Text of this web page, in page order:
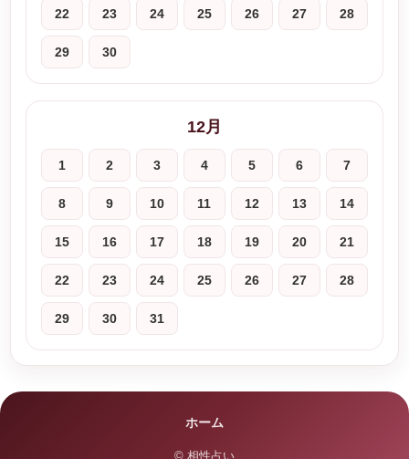
22 23 24 25 26 27 28
29 30
12月
1 2 3 4 5 6 7
8 9 10 11 12 13 14
15 16 17 18 19 20 21
22 23 24 25 26 27 28
29 30 31
ホーム
© 相性占い